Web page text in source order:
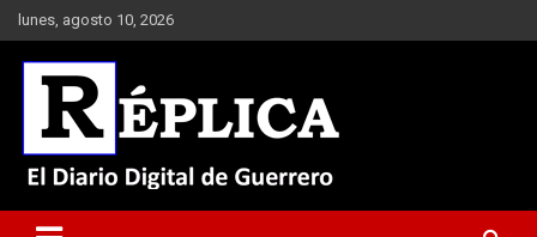
Saltar
al
contenido
lunes, agosto 10, 2026
Réplica